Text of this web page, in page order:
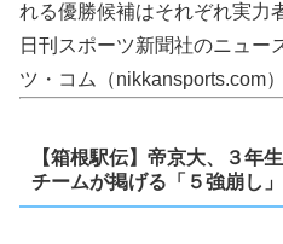
れる優勝候補はそれぞれ実
日刊スポーツ新聞社のニュー
ツ・コム（nikkansports.com）
【箱根駅伝】帝京大、３年
チームが掲げる「５強崩し